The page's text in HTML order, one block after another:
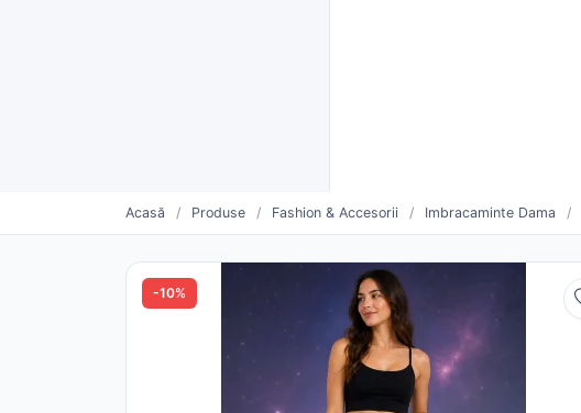
Acasă / Produse / Fashion & Accesorii / Imbracaminte Dama /
-10%